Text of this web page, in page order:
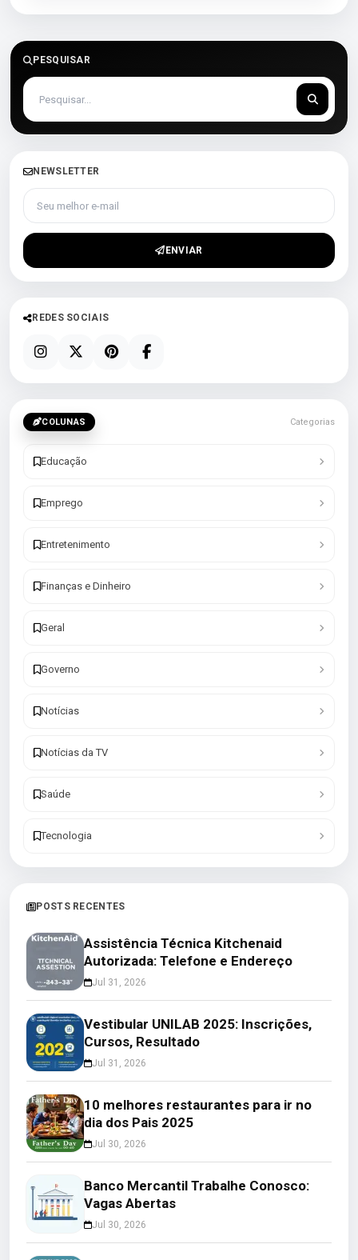
PESQUISAR
NEWSLETTER
Seu melhor e-mail
ENVIAR
REDES SOCIAIS
COLUNAS Categorias
Educação
Emprego
Entretenimento
Finanças e Dinheiro
Geral
Governo
Notícias
Notícias da TV
Saúde
Tecnologia
POSTS RECENTES
Assistência Técnica Kitchenaid
Autorizada: Telefone e Endereço
Jul 31, 2026
Vestibular UNILAB 2025: Inscrições,
Cursos, Resultado
Jul 31, 2026
10 melhores restaurantes para ir no
dia dos Pais 2025
Jul 30, 2026
Banco Mercantil Trabalhe Conosco:
Vagas Abertas
Jul 30, 2026